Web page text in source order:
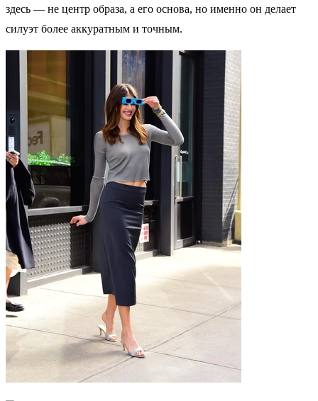
здесь — не центр образа, а его основа, но именно он делает
силуэт более аккуратным и точным.